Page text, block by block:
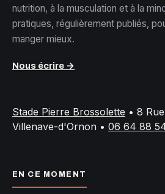
nutrition, à la musculation et à la
pratiques, régulièrement publiés,
manger mieux.
Nous écrire →
Stade Pierre Brossolette • 8
Villenave-d'Ornon • 06 64 88
EN CE MOMENT